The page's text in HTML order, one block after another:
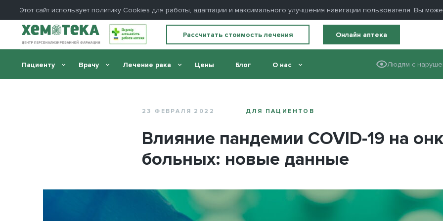
Этот сайт использует политику Сookies для работы, адаптации и максимального улучшения навигации пользователя. Вы
Рассчитать стоимость лечения Онлайн аптека
Людям с
Пациенту Врачу Лечение рака Цены Блог О нас
23 ФЕВРАЛЯ 2022 ДЛЯ ПАЦИЕНТОВ
Влияние пандемии COVID-19 на
больных: новые данные